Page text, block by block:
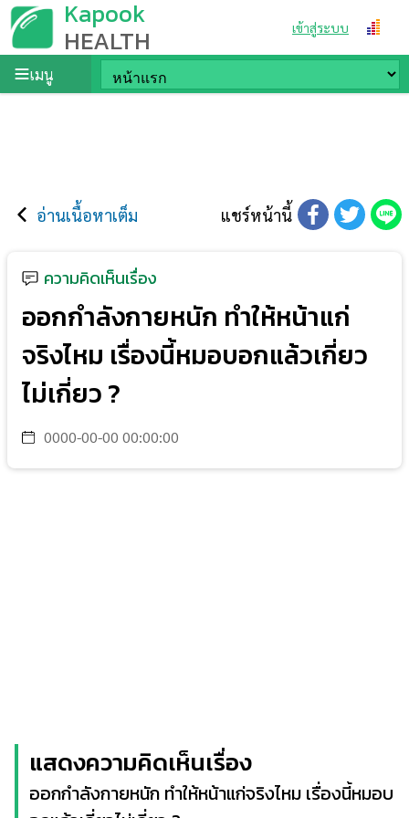
Kapook
HEALTH เข้าสู่ระบบ
เมนู
อ่านเนื้อหาเต็ม แชร์หน้านี้
ความคิดเห็นเรื่อง
ออกกำลังกายหนัก ทำให้หน้าแก่
จริงไหม เรื่องนี้หมอบอกแล้วเกี่ยว
ไม่เกี่ยว ?
0000-00-00 00:00:00
แสดงความคิดเห็นเรื่อง
ออกกำลังกายหนัก ทำให้หน้าแก่จริงไหม เรื่องนี้หมอบ